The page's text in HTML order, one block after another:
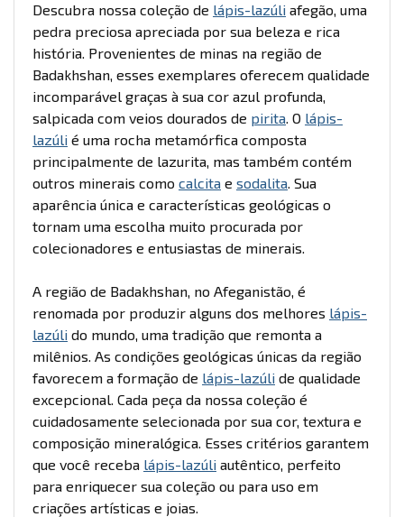
Descubra nossa coleção de lápis-lazúli afegão, uma
pedra preciosa apreciada por sua beleza e rica
história. Provenientes de minas na região de
Badakhshan, esses exemplares oferecem qualidade
incomparável graças à sua cor azul profunda,
salpicada com veios dourados de pirita. O lápis-
lazúli é uma rocha metamórfica composta
principalmente de lazurita, mas também contém
outros minerais como calcita e sodalita. Sua
aparência única e características geológicas o
tornam uma escolha muito procurada por
colecionadores e entusiastas de minerais.
A região de Badakhshan, no Afeganistão, é
renomada por produzir alguns dos melhores lápis-
lazúli do mundo, uma tradição que remonta a
milênios. As condições geológicas únicas da região
favorecem a formação de lápis-lazúli de qualidade
excepcional. Cada peça da nossa coleção é
cuidadosamente selecionada por sua cor, textura e
composição mineralógica. Esses critérios garantem
que você receba lápis-lazúli autêntico, perfeito
para enriquecer sua coleção ou para uso em
criações artísticas e joias.